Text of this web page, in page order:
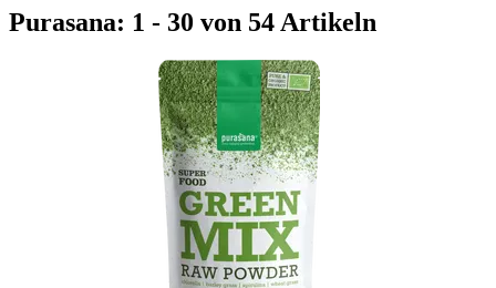
Purasana: 1 - 30 von 54 Artikeln